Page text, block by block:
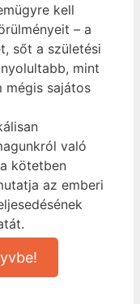
kell
– a
sőt a születési
mint
mégis sajátos
való
kötetben
az emberi